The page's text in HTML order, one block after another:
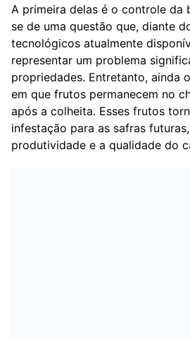
A primeira delas é o controle da
se de uma questão que, diante
tecnológicos atualmente
representar um problema
propriedades. Entretanto, ainda
em que frutos permanecem no
após a colheita. Esses frutos
infestação para as safras
produtividade e a qualidade do